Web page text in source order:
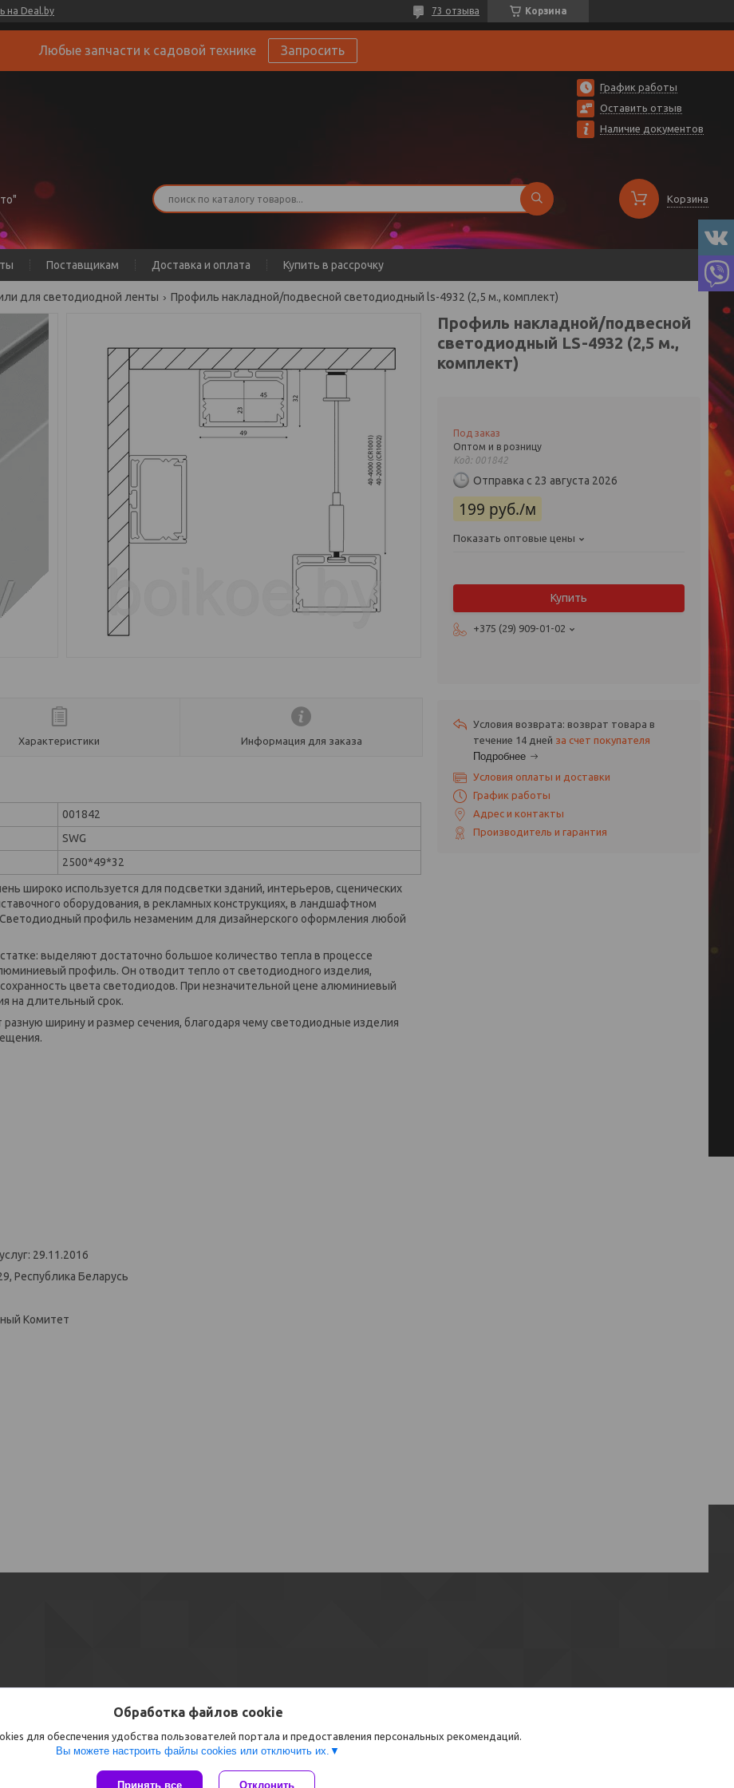
на Deal.by Корзина
73 отзыва
Любые запчасти к садовой технике Запросить
График работы
Оставить отзыв
Наличие документов
Корзина
Поставщикам Доставка и оплата Купить в рассрочку
для светодиодной ленты Профиль накладной/подвесной светодиодный ls-4932 (2,5 м., комплект)
Характеристики Информация для заказа
001842
SWG
2500*49*32
широко используется для подсветки зданий, интерьеров, сценических
оборудования, в рекламных конструкциях, в ландшафтном
Светодиодный профиль незаменим для дизайнерского оформления любой
выделяют достаточно большое количество тепла в процессе
профиль. Он отводит тепло от светодиодного изделия,
цвета светодиодов. При незначительной цене алюминиевый
на длительный срок.
ширину и размер сечения, благодаря чему светодиодные изделия
29.11.2016
Республика Беларусь
Комитет
Профиль накладной/подвесной
светодиодный LS-4932 (2,5 м.,
комплект)
Под заказ
Оптом и в розницу
Код: 001842
Отправка с 23 августа 2026
199 руб./м
Показать оптовые цены
Купить
+375 (29) 909-01-02
возврат товара в
течение 14 дней за счет покупателя
Подробнее
Условия оплаты и доставки
График работы
Адрес и контакты
Производитель и гарантия
Сайт создан на платформе Deal.by
Обработка файлов cookie
для обеспечения удобства пользователей портала и предоставления персональных рекомендаций.
Вы можете настроить файлы cookies или отключить их.
Принять все Отклонить